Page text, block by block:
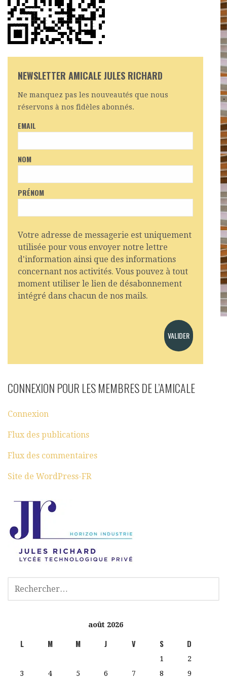
NEWSLETTER AMICALE JULES RICHARD
Ne manquez pas les nouveautés que nous
réservons à nos fidèles abonnés.
EMAIL
NOM
PRÉNOM
Votre adresse de messagerie est uniquement
utilisée pour vous envoyer notre lettre
d'information ainsi que des informations
concernant nos activités. Vous pouvez à tout
moment utiliser le lien de désabonnement
intégré dans chacun de nos mails.
CONNEXION POUR LES MEMBRES DE L’AMICALE
Connexion
Flux des publications
Flux des commentaires
Site de WordPress-FR
août 2026
L M M J V S D
1
2
3
4 5 6 7 8
9